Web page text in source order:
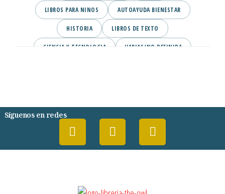
LIBROS PARA NINOS AUTOAYUDA BIENESTAR
HISTORIA LIBROS DE TEXTO
CIENCIA Y TECNOLOGIA VARIAS/NO DEFINIDA
Síguenos en redes